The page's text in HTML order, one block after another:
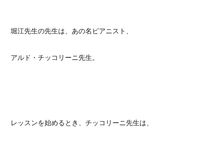
堀江先生の先生は、あの名ピアニスト、
アルド・チッコリーニ先生。
レッスンを始めるとき、チッコリーニ先生は、